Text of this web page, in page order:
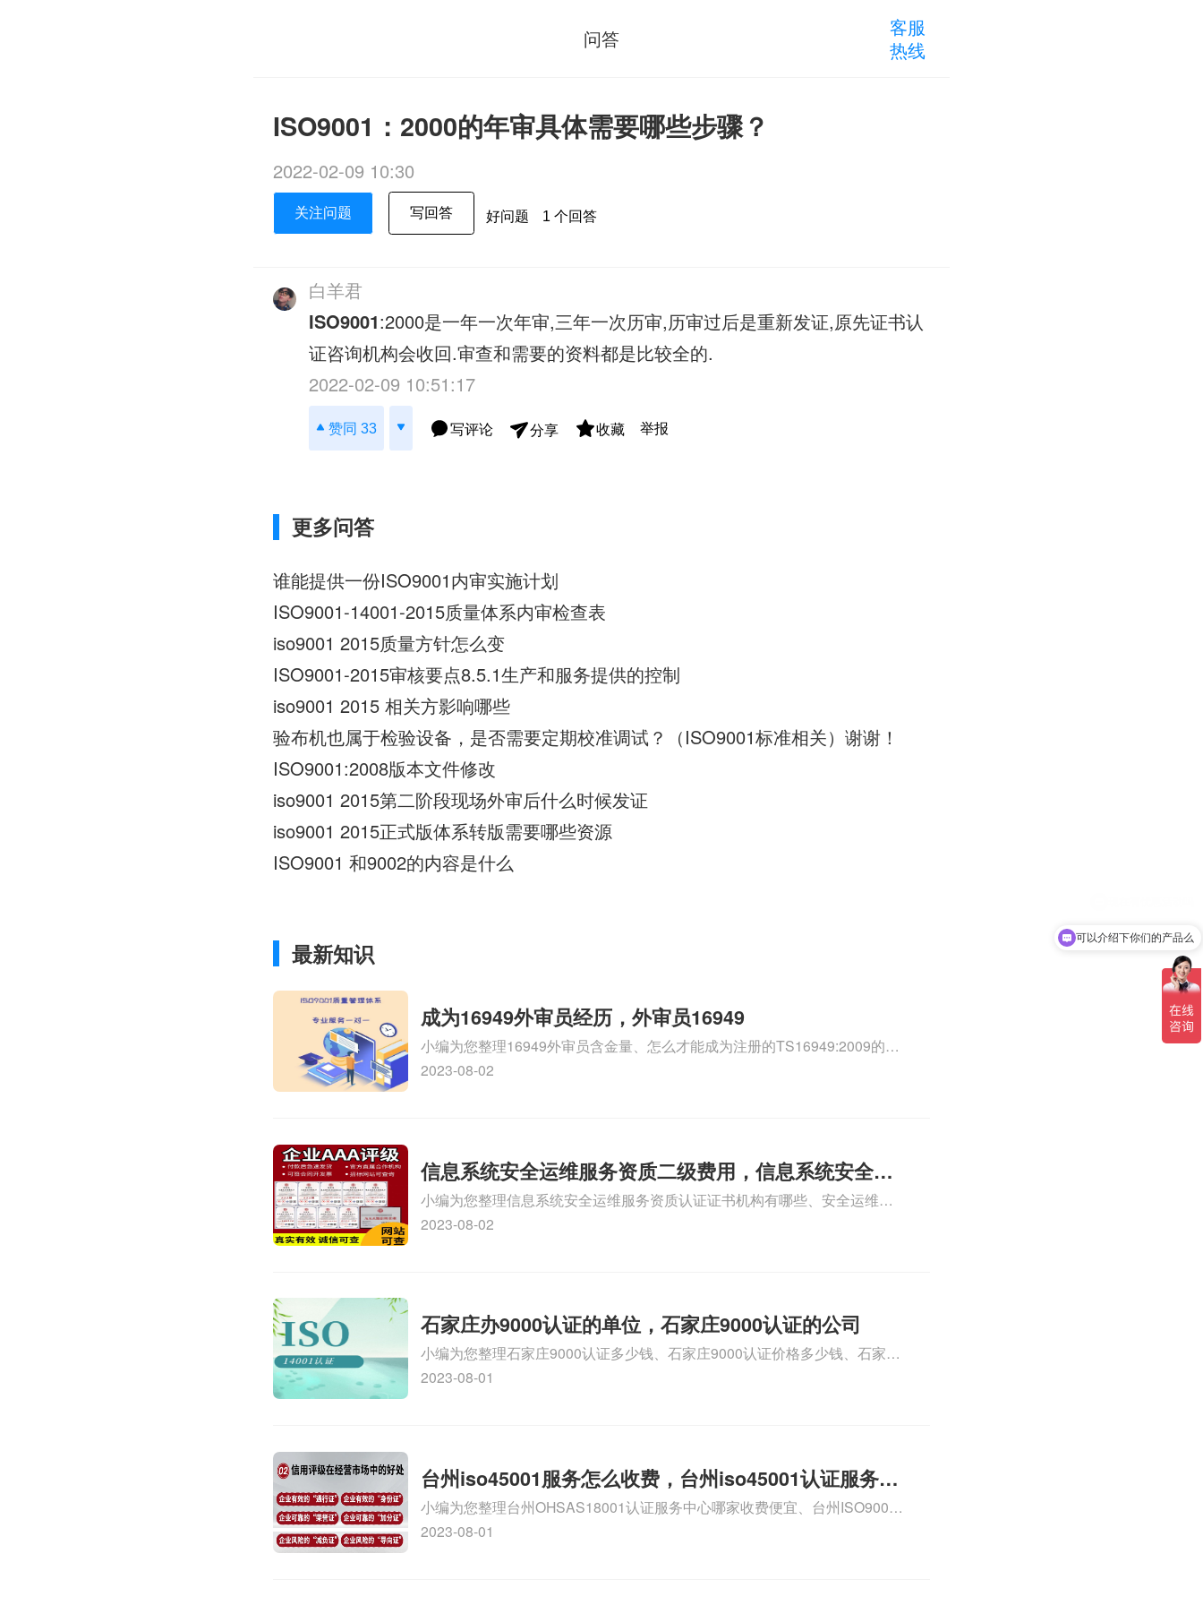
问答
客服
热线
ISO9001：2000的年审具体需要哪些步骤？
2022-02-09 10:30
关注问题 写回答 好问题 1 个回答
白羊君
ISO9001:2000是一年一次年审,三年一次历审,历审过后是重新发证,原先证书认
证咨询机构会收回.审查和需要的资料都是比较全的.
2022-02-09 10:51:17
赞同 33 写评论 分享 收藏 举报
更多问答
谁能提供一份ISO9001内审实施计划
ISO9001-14001-2015质量体系内审检查表
iso9001 2015质量方针怎么变
ISO9001-2015审核要点8.5.1生产和服务提供的控制
iso9001 2015 相关方影响哪些
验布机也属于检验设备，是否需要定期校准调试？（ISO9001标准相关）谢谢！
ISO9001:2008版本文件修改
iso9001 2015第二阶段现场外审后什么时候发证
iso9001 2015正式版体系转版需要哪些资源
ISO9001 和9002的内容是什么
最新知识
成为16949外审员经历，外审员16949
小编为您整理16949外审员含金量、怎么才能成为注册的TS16949:2009的外
审员、我也想16949外审员，不过不了解具体情况、iso9000外审员、
2023-08-02
信息系统安全运维服务资质二级费用，信息系统安全运
维服务资质二级
小编为您整理信息系统安全运维服务资质认证证书机构有哪些、安全运维服
务资质的费用是多少啊、安全运维服务资质哪家便宜、安全运维服务资质认
2023-08-02
石家庄办9000认证的单位，石家庄9000认证的公司
小编为您整理石家庄9000认证多少钱、石家庄9000认证价格多少钱、石家庄
9000认证大概多少钱、石家庄9000认证价格贵吗、石家庄9000认证费用大概
2023-08-01
台州iso45001服务怎么收费，台州iso45001认证服务怎
么收费
小编为您整理台州OHSAS18001认证服务中心哪家收费便宜、台州ISO9000
认证，哪个咨询公司服务好、台州CE认证,台州机械机电CE认证、CE认证怎
2023-08-01
可以介绍下你们的产品么